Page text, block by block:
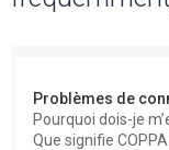
Problèmes de
Pourquoi dois-je
Que signifie COPPA